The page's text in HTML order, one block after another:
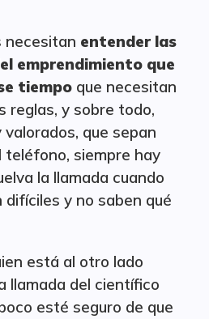
necesitan entender las
emprendimiento que
tiempo que necesitan
reglas, y sobre todo,
que sepan
teléfono, siempre hay
la llamada cuando
difíciles y no saben qué
está al otro lado
llamada del científico
esté seguro de que